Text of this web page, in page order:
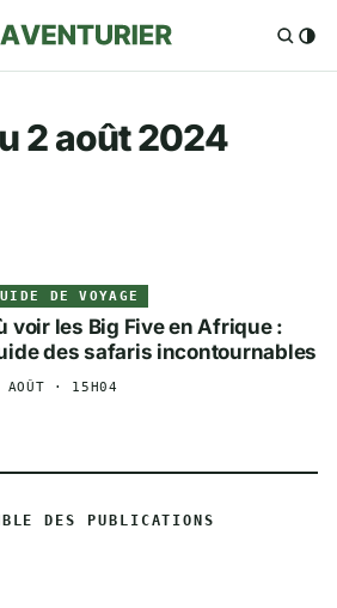
—
2 août 2024
DE VOYAGE
voir les Big Five en Afrique :
des safaris incontournables
AOÛT · 15H04
DES PUBLICATIONS